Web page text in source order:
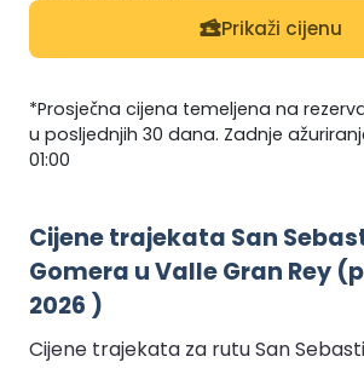
Prikaži cijenu
*Prosječna cijena temeljena na
u posljednjih 30 dana. Zadnje
01:00
Cijene trajekata San
Gomera u Valle Gran Rey
2026 )
Cijene trajekata za rutu San